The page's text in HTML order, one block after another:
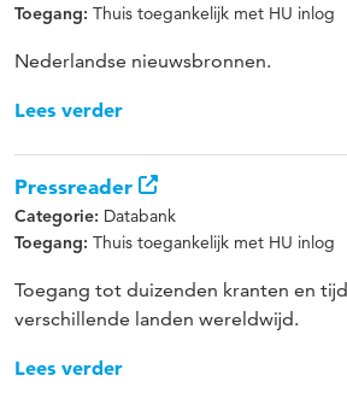
Toegang: Thuis toegankelijk met HU inlog
Nederlandse nieuwsbronnen.
Lees verder
Pressreader
Categorie: Databank
Toegang: Thuis toegankelijk met HU inlog
Toegang tot duizenden kranten en
verschillende landen wereldwijd.
Lees verder